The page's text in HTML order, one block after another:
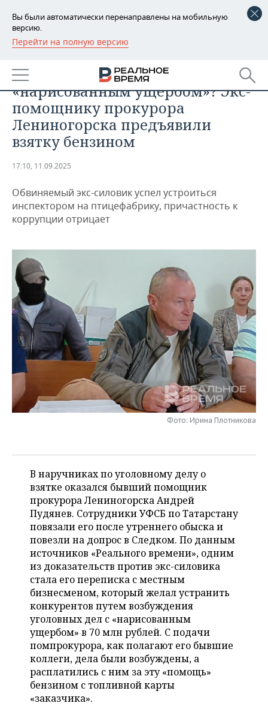
Вы были автоматически перенаправлены на мобильную
версию.
Перейти на полную версию
РЕГИОНЫ
БАШКОРТОСТАН
ТАТАРСТАН
УДМУРТИЯ
НОВОСТИ
АНАЛИТИКА
НОВОСТИ АНАЛИТИКИ
ДЕКЛАРАЦИИ О ДОХОДАХ
ВУЗЫ ТАТАРСТАНА
ЭКОНОМИКА
НОВОСТИ ЭКОНОМИКИ
БАНКИ
ИНВЕСТИЦИИ
ПРОМЫШЛЕННОСТЬ
ПРОМЫШЛЕННОСТИ
АГРОПРОМ
НЕФТЕХИМИЯ
НЕФТЬ
ОПК
ЭНЕРГЕТИКА
НОВОСТИ НЕДВИЖИМОСТИ
АВТО
НОВОСТИ БИЗНЕСА
РОЗНИЧНАЯ ТОРГОВЛЯ
ТРАНСПОРТ
УСЛУГИ
ТЕХНОЛОГИИ
НОВОСТИ ТЕХНОЛОГИЙ
IT
МЕДИА
ТЕЛЕКОММУНИКАЦИИ
МЕРОПРИЯТИЯ
НОВОСТИ МЕРОПРИЯТИЙ
ВЫЕЗДНАЯ РЕДАКЦИЯ
БИЗНЕС-БРАНЧИ
ONLINE-КОНФЕРЕНЦИИ
СПОРТ
НОВОСТИ СПОРТА
ФУТБОЛ
ХОККЕЙ
ВОЛЕЙБОЛ
КИБЕРСПОРТ
ФИГУРНОЕ КАТАНИЕ
ВОДНЫЕ ВИДЫ СПОРТА
ХОККЕЙ С МЯЧОМ
ОБЩЕСТВО
НОВОСТИ ОБЩЕСТВА
ВЛАСТЬ
ИСТОРИЯ
КУЛЬТУРА
МЕДИЦИНА
ОБРАЗОВАНИЕ
ПРОИСШЕСТВИЯ
ФОТОГАЛЕРЕЯ
СЮЖЕТЫ
СПИСОК ПЕРСОН
СПИСОК КОМПАНИЙ
ПОЛНАЯ ВЕРСИЯ
Инициировал дела с
«нарисованным ущербом»? Экс-
помощнику прокурора
Лениногорска предъявили
взятку бензином
17:10, 11.09.2025
Обвиняемый экс-силовик успел устроиться
инспектором на птицефабрику, причастность к
коррупции отрицает
Фото: Ирина Плотникова
В наручниках по уголовному делу о
взятке оказался бывший помощник
прокурора Лениногорска Андрей
Пудянев. Сотрудники УФСБ по Татарстану
повязали его после утреннего обыска и
повезли на допрос в Следком. По данным
источников «Реального времени», одним
из доказательств против экс-силовика
стала его переписка с местным
бизнесменом, который желал устранить
конкурентов путем возбуждения
уголовных дел с «нарисованным
ущербом» в 70 млн рублей. С подачи
помпрокурора, как полагают его бывшие
коллеги, дела были возбуждены, а
расплатились с ним за эту «помощь»
бензином с топливной карты
«заказчика».